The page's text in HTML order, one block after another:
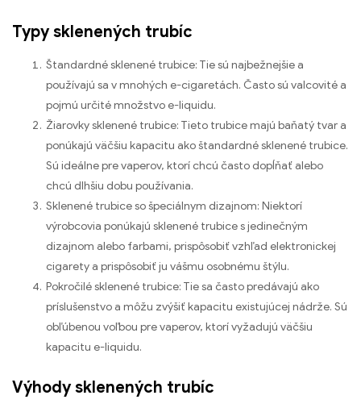
Typy sklenených trubíc
Štandardné sklenené trubice: Tie sú najbežnejšie a
používajú sa v mnohých e-cigaretách. Často sú valcovité a
pojmú určité množstvo e-liquidu.
Žiarovky sklenené trubice: Tieto trubice majú baňatý tvar a
ponúkajú väčšiu kapacitu ako štandardné sklenené trubice.
Sú ideálne pre vaperov, ktorí chcú často dopĺňať alebo
chcú dlhšiu dobu používania.
Sklenené trubice so špeciálnym dizajnom: Niektorí
výrobcovia ponúkajú sklenené trubice s jedinečným
dizajnom alebo farbami, prispôsobiť vzhľad elektronickej
cigarety a prispôsobiť ju vášmu osobnému štýlu.
Pokročilé sklenené trubice: Tie sa často predávajú ako
príslušenstvo a môžu zvýšiť kapacitu existujúcej nádrže. Sú
obľúbenou voľbou pre vaperov, ktorí vyžadujú väčšiu
kapacitu e-liquidu.
Výhody sklenených trubíc